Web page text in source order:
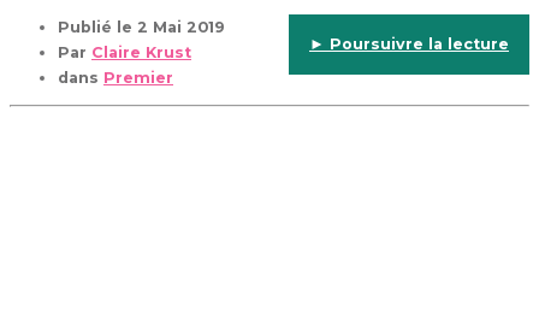
Publié le 2 Mai 2019
Par Claire Krust
dans Premier
► Poursuivre la lecture